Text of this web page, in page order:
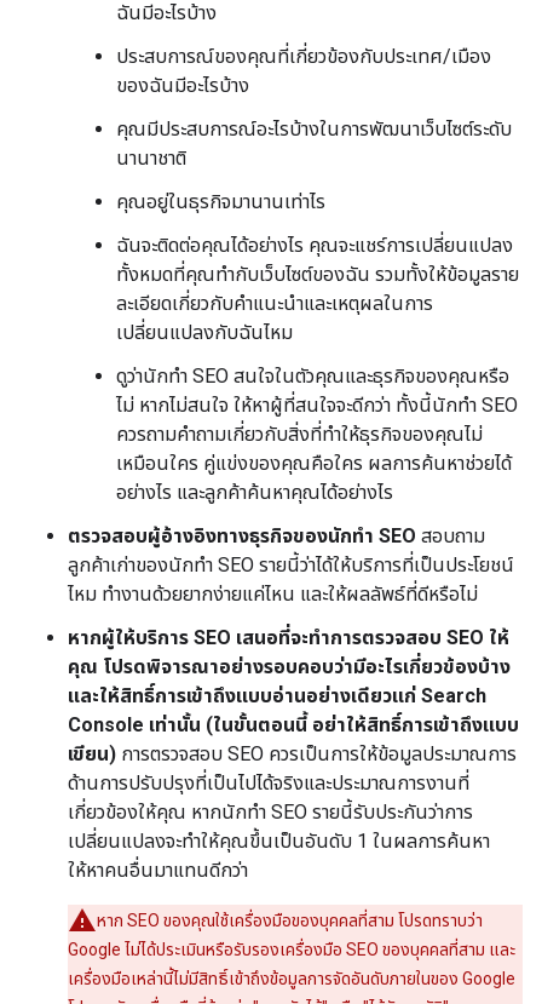
ฉันมีอะไรบ้าง
ประสบการณ์ของคุณที่เกี่ยวข้องกับประเทศ/เมือง
ของฉันมีอะไรบ้าง
คุณมีประสบการณ์อะไรบ้างในการพัฒนาเว็บไซต์ระดับ
นานาชาติ
คุณอยู่ในธุรกิจมานานเท่าไร
ฉันจะติดต่อคุณได้อย่างไร คุณจะแชร์การเปลี่ยนแปลง
ทั้งหมดที่คุณทำกับเว็บไซต์ของฉัน รวมทั้งให้ข้อมูลราย
ละเอียดเกี่ยวกับคำแนะนำและเหตุผลในการ
เปลี่ยนแปลงกับฉันไหม
ดูว่านักทำ SEO สนใจในตัวคุณและธุรกิจของคุณหรือ
ไม่ หากไม่สนใจ ให้หาผู้ที่สนใจจะดีกว่า ทั้งนี้นักทำ SEO
ควรถามคําถามเกี่ยวกับสิ่งที่ทําให้ธุรกิจของคุณไม่
เหมือนใคร คู่แข่งของคุณคือใคร ผลการค้นหาช่วยได้
อย่างไร และลูกค้าค้นหาคุณได้อย่างไร
ตรวจสอบผู้อ้างอิงทางธุรกิจของนักทำ SEO สอบถาม
ลูกค้าเก่าของนักทำ SEO รายนี้ว่าได้ให้บริการที่เป็นประโยชน์
ไหม ทำงานด้วยยากง่ายแค่ไหน และให้ผลลัพธ์ที่ดีหรือไม่
หากผู้ให้บริการ SEO เสนอที่จะทำการตรวจสอบ SEO ให้
คุณ โปรดพิจารณาอย่างรอบคอบว่ามีอะไรเกี่ยวข้องบ้าง
และให้สิทธิ์การเข้าถึงแบบอ่านอย่างเดียวแก่ Search
Console เท่านั้น (ในขั้นตอนนี้ อย่าให้สิทธิ์การเข้าถึงแบบ
เขียน) การตรวจสอบ SEO ควรเป็นการให้ข้อมูลประมาณการ
ด้านการปรับปรุงที่เป็นไปได้จริงและประมาณการงานที่
เกี่ยวข้องให้คุณ หากนักทำ SEO รายนี้รับประกันว่าการ
เปลี่ยนแปลงจะทำให้คุณขึ้นเป็นอันดับ 1 ในผลการค้นหา
ให้หาคนอื่นมาแทนดีกว่า
หาก SEO ของคุณใช้เครื่องมือของบุคคลที่สาม โปรดทราบว่า
Google ไม่ได้ประเมินหรือรับรองเครื่องมือ SEO ของบุคคลที่สาม และ
เครื่องมือเหล่านี้ไม่มีสิทธิ์เข้าถึงข้อมูลการจัดอันดับภายในของ Google